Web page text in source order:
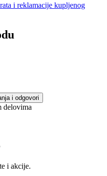
i reklamacije kupljenog
i odgovori
delovima
i akcije.